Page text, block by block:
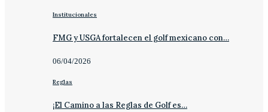
Institucionales
FMG y USGA fortalecen el golf mexicano con…
06/04/2026
Reglas
¡El Camino a las Reglas de Golf es…